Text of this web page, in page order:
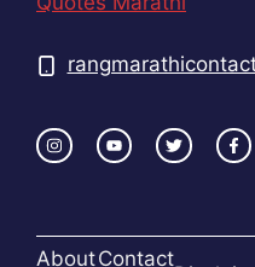
AboutContact